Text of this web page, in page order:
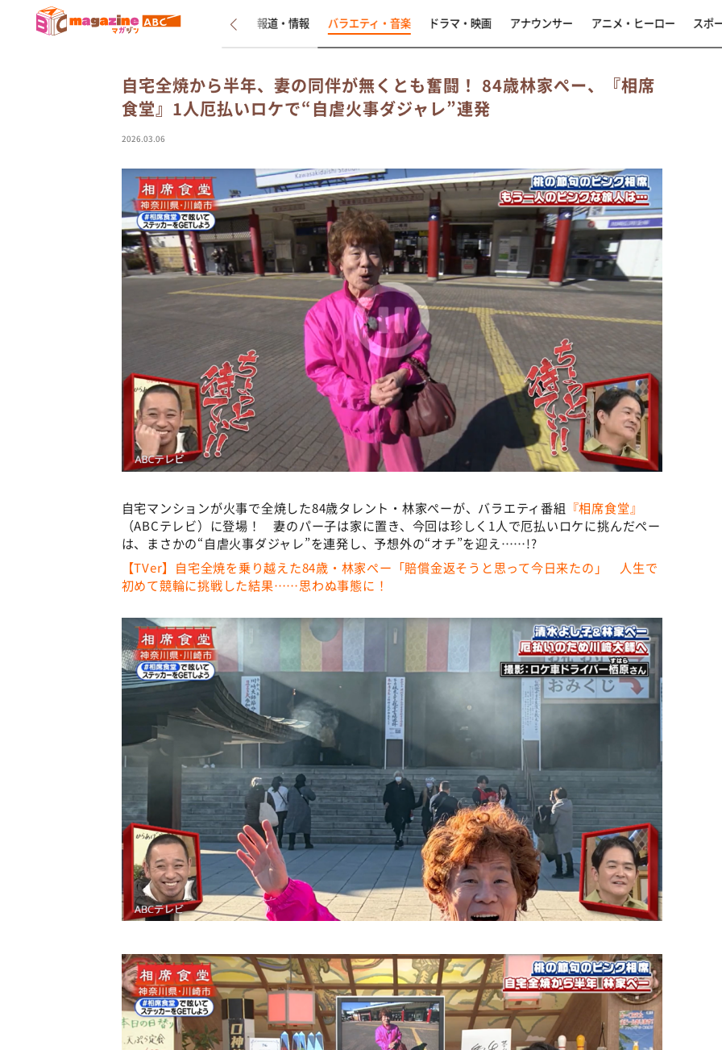
新着 インタビュー 報道・情報 バラエティ・音楽 ドラマ・映画 アナウンサー アニメ・ヒーロー スポ
自宅全焼から半年、妻の同伴が無くとも奮闘！ 84歳林家ぺー、『相席
食堂』1人厄払いロケで“自虐火事ダジャレ”連発
2026.03.06
⾃宅マンションが⽕事で全焼した84歳タレント・林家ぺーが、バラエティ番組 『相席食堂』
（ABCテレビ）に登場！ 妻のパー⼦は家に置き、今回は珍しく1人で厄払いロケに挑んだぺー
は、まさかの“自虐火事ダジャレ”を連発し、予想外の“オチ”を迎え……!?
【TVer】自宅全焼を乗り越えた84歳・林家ぺー「賠償金返そうと思って今日来たの」 人生で
初めて競輪に挑戦した結果……思わぬ事態に！